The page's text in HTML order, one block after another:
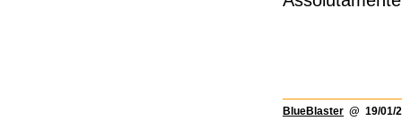
BlueBlaster @ 19/01/